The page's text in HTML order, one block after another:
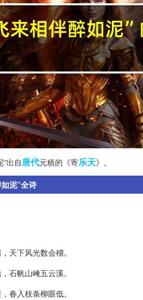
”出自唐代元稹的《寄乐天》。
泥”全诗
天下风光数会稽。
石帆山崦五云溪。
春入枝条柳眼低。